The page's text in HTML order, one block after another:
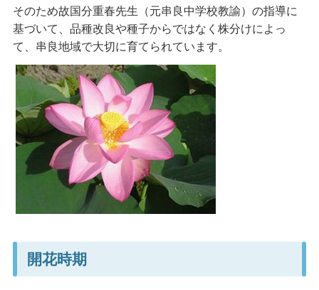
そのため故国分重春先生（元串良中学校教諭）の指導に
基づいて、品種改良や種子からではなく株分けによっ
て、串良地域で大切に育てられています。
開花時期